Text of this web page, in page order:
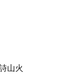
山火